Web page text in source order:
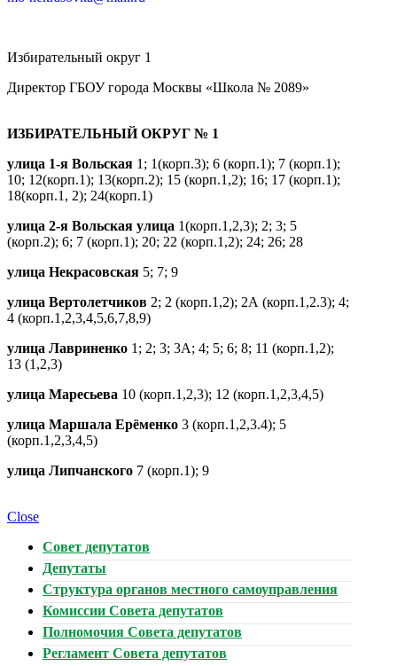
Избирательный округ 1
Директор ГБОУ города Москвы «Школа № 2089»
ИЗБИРАТЕЛЬНЫЙ ОКРУГ № 1
улица 1-я Вольская 1; 1(корп.3); 6 (корп.1); 7 (корп.1);
10; 12(корп.1); 13(корп.2); 15 (корп.1,2); 16; 17 (корп.1);
18(корп.1, 2); 24(корп.1)
улица 2-я Вольская улица 1(корп.1,2,3); 2; 3; 5
(корп.2); 6; 7 (корп.1); 20; 22 (корп.1,2); 24; 26; 28
улица Некрасовская 5; 7; 9
улица Вертолетчиков 2; 2 (корп.1,2); 2А (корп.1,2.3); 4;
4 (корп.1,2,3,4,5,6,7,8,9)
улица Лавриненко 1; 2; 3; 3А; 4; 5; 6; 8; 11 (корп.1,2);
13 (1,2,3)
улица Маресьева 10 (корп.1,2,3); 12 (корп.1,2,3,4,5)
улица Маршала Ерёменко 3 (корп.1,2,3.4); 5
(корп.1,2,3,4,5)
улица Липчанского 7 (корп.1); 9
Close
Совет депутатов
Депутаты
Структура органов местного самоуправления
Комиссии Совета депутатов
Полномочия Совета депутатов
Регламент Совета депутатов